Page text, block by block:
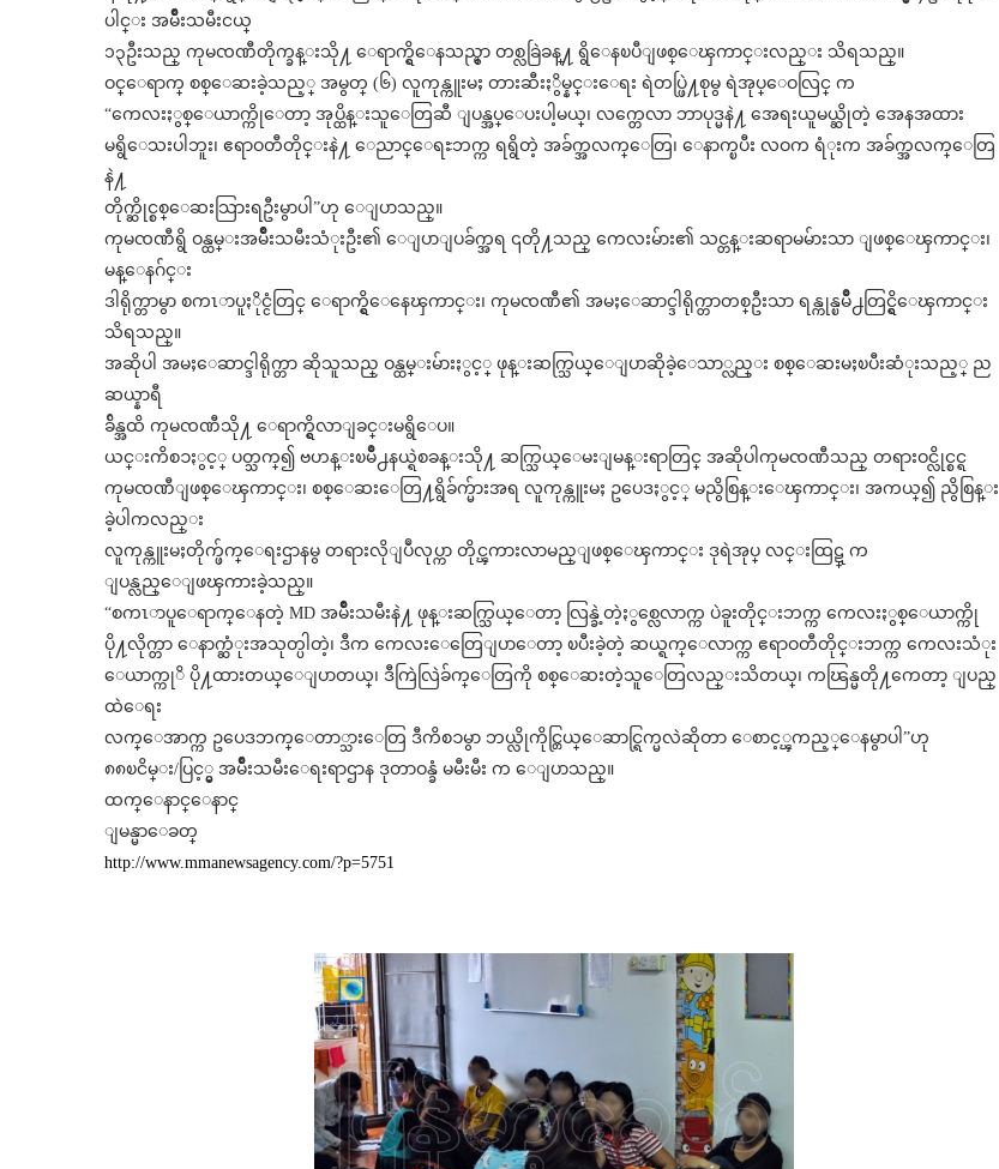
ပါင္း အမ်ိဳးသမီးငယ္
၁၃ဦးသည္ ကုမၸဏီတိုက္ခန္းသို႔ ေရာက္ရွိေနသည္မွာ တစ္လခြဲခန္႔ ရွိေနၿပီျဖစ္ေၾကာင္းလည္း သိရသည္။
ဝင္ေရာက္ စစ္ေဆးခဲ့သည့္ အမွတ္ (၆) လူကုန္ကူးမႈ တားဆီးႏွိမ္နင္းေရး ရဲတပ္ဖြဲ႔စုမွ ရဲအုပ္ေဝလြင္ က
“ကေလးႏွစ္ေယာက္ကိုေတာ့ အုပ္ထိန္းသူေတြဆီ ျပန္အပ္ေပးပါ့မယ္၊ လက္တေလာ ဘာပုဒ္မနဲ႔ အေရးယူမယ္ဆိုတဲ့ အေနအထား
မရွိေသးပါဘူး၊ ဧရာဝတီတိုင္းနဲ႔ ေညာင္ေရႊဘက္က ရရွိတဲ့ အခ်က္အလက္ေတြ၊ ေနာက္ၿပီး လဝက ရံုးက အခ်က္အလက္ေတြ
နဲ႔
တိုက္ဆိုင္စစ္ေဆးသြားရဦးမွာပါ”ဟု ေျပာသည္။
ကုမၸဏီရွိ ဝန္ထမ္းအမ်ိဳးသမီးသံုးဦး၏ ေျပာျပခ်က္အရ ၎တို႔သည္ ကေလးမ်ား၏ သင္တန္းဆရာမမ်ားသာ ျဖစ္ေၾကာင္း၊
မန္ေနဂ်င္း
ဒါရိုက္တာမွာ စကၤာပူႏိုင္ငံတြင္ ေရာက္ရွိေနေၾကာင္း၊ ကုမၸဏီ၏ အမႈေဆာင္ဒါရိုက္တာတစ္ဦးသာ ရန္ကုန္ၿမိဳ႕တြင္ရွိေၾကာင္း
သိရသည္။
အဆိုပါ အမႈေဆာင္ဒါရိုက္တာ ဆိုသူသည္ ဝန္ထမ္းမ်ားႏွင့္ ဖုန္းဆက္သြယ္ေျပာဆိုခဲ့ေသာ္လည္း စစ္ေဆးမႈၿပီးဆံုးသည့္ ည
ဆယ္နာရီ
ခ်ိန္အထိ ကုမၸဏီသို႔ ေရာက္ရွိလာျခင္းမရွိေပ။
ယင္းကိစၥႏွင့္ ပတ္သက္၍ ဗဟန္းၿမိဳ႕နယ္ရဲစခန္းသို႔ ဆက္သြယ္ေမးျမန္းရာတြင္ အဆိုပါကုမၸဏီသည္ တရားဝင္လိုင္စင္ရ
ကုမၸဏီျဖစ္ေၾကာင္း၊ စစ္ေဆးေတြ႔ရွိခ်က္မ်ားအရ လူကုန္ကူးမႈ ဥပေဒႏွင့္ မညွိစြန္းေၾကာင္း၊ အကယ္၍ ညွိစြန္း
ခဲ့ပါကလည္း
လူကုန္ကူးမႈတိုက္ဖ်က္ေရးဌာနမွ တရားလိုျပဳလုပ္ကာ တိုင္ၾကားလာမည္ျဖစ္ေၾကာင္း ဒုရဲအုပ္ လင္းထြဋ္ က
ျပန္လည္ေျဖၾကားခဲ့သည္။
“စကၤာပူေရာက္ေနတဲ့ MD အမ်ိဳးသမီးနဲ႔ ဖုန္းဆက္သြယ္ေတာ့ လြန္ခဲ့တဲ့ႏွစ္လေလာက္က ပဲခူးတိုင္းဘက္က ကေလးႏွစ္ေယာက္ကို
ပို႔လိုက္တာ ေနာက္ဆံုးအသုတ္ပါတဲ့၊ ဒီက ကေလးေတြေျပာေတာ့ ၿပီးခဲ့တဲ့ ဆယ္ရက္ေလာက္က ဧရာဝတီတိုင္းဘက္က ကေလးသံုး
ေယာက္ကုိ ပို႔ထားတယ္ေျပာတယ္၊ ဒီကြဲလြဲခ်က္ေတြကို စစ္ေဆးတဲ့သူေတြလည္းသိတယ္၊ ကၽြန္မတို႔ကေတာ့ ျပည္
ထဲေရး
လက္ေအာက္က ဥပေဒဘက္ေတာ္သားေတြ ဒီကိစၥမွာ ဘယ္လိုကိုင္တြယ္ေဆာင္ရြက္မလဲဆိုတာ ေစာင့္ၾကည့္ေနမွာပါ”ဟု
၈၈ၿငိမ္း/ပြင့္မွ အမ်ိဳးသမီးေရးရာဌာန ဒုတာဝန္ခံ မမီးမီး က ေျပာသည္။
ထက္ေနာင္ေနာင္
ျမန္မာေခတ္
http://www.mmanewsagency.com/?p=5751